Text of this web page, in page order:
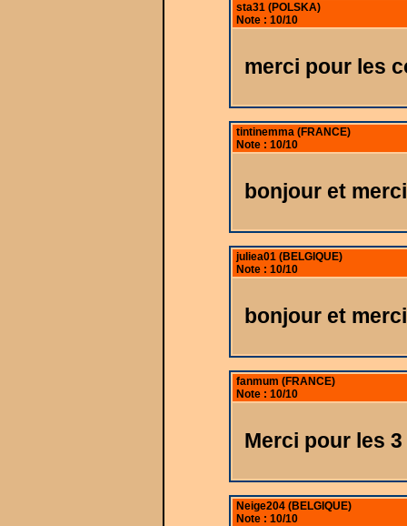
sta31 (POLSKA)
Note : 10/10
merci pour les
tintinemma (FRANCE)
Note : 10/10
bonjour et
juliea01 (BELGIQUE)
Note : 10/10
bonjour et
fanmum (FRANCE)
Note : 10/10
Merci pour les
Neige204 (BELGIQUE)
Note : 10/10